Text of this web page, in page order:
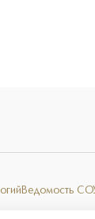
Ведомость